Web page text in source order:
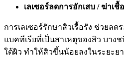
เลเซอร์ลดการอักเสบ / ฆ่าเชื้
การเลเซอร์รักษาสิวเรื้อรัง ช่วยลด
แบคทีเรียที่เป็นสาเหตุของสิว บาง
ใต้ผิว ทำให้สิวขึ้นน้อยลงในระยะย